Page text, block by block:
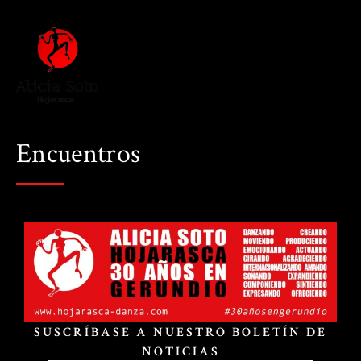
Encuentros
SUSCRÍBASE A NUESTRO BOLETÍN DE
NOTICIAS